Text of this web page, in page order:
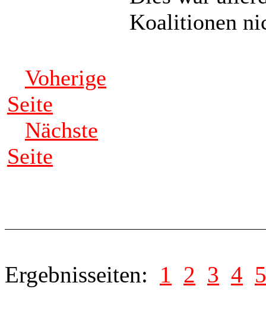
Koalitionen
Voherige
Seite
Nächste
Seite
Ergebnisseiten: 1 2 3 4 5